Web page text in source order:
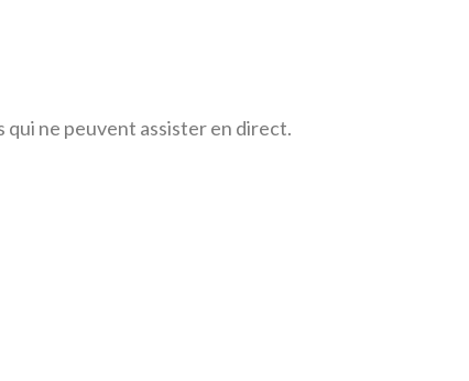
ne peuvent assister en direct.